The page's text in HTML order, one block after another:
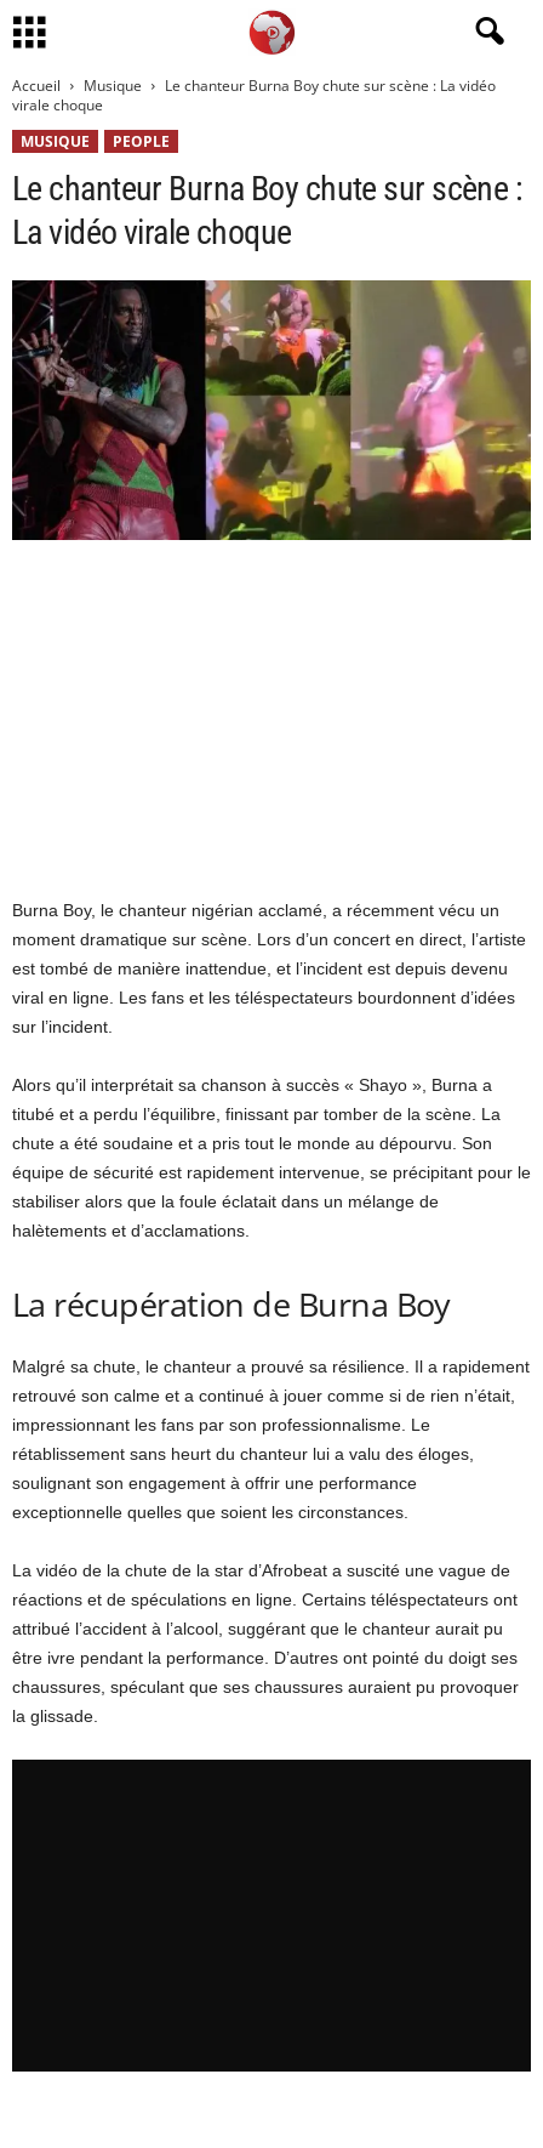
Accueil Musique
Le chanteur Burna Boy chute sur scène : La vidéo
virale choque
MUSIQUE
PEOPLE
Le chanteur Burna Boy chute sur scène :
La vidéo virale choque
Burna Boy, le chanteur nigérian acclamé, a récemment vécu un
moment dramatique sur scène. Lors d’un concert en direct, l’artiste
est tombé de manière inattendue, et l’incident est depuis devenu
viral en ligne. Les fans et les téléspectateurs bourdonnent d’idées
sur l’incident.
Alors qu’il interprétait sa chanson à succès « Shayo », Burna a
titubé et a perdu l’équilibre, finissant par tomber de la scène. La
chute a été soudaine et a pris tout le monde au dépourvu. Son
équipe de sécurité est rapidement intervenue, se précipitant pour le
stabiliser alors que la foule éclatait dans un mélange de
halètements et d’acclamations.
La récupération de Burna Boy
Malgré sa chute, le chanteur a prouvé sa résilience. Il a rapidement
retrouvé son calme et a continué à jouer comme si de rien n’était,
impressionnant les fans par son professionnalisme. Le
rétablissement sans heurt du chanteur lui a valu des éloges,
soulignant son engagement à offrir une performance
exceptionnelle quelles que soient les circonstances.
La vidéo de la chute de la star d’Afrobeat a suscité une vague de
réactions et de spéculations en ligne. Certains téléspectateurs ont
attribué l’accident à l’alcool, suggérant que le chanteur aurait pu
être ivre pendant la performance. D’autres ont pointé du doigt ses
chaussures, spéculant que ses chaussures auraient pu provoquer
la glissade.